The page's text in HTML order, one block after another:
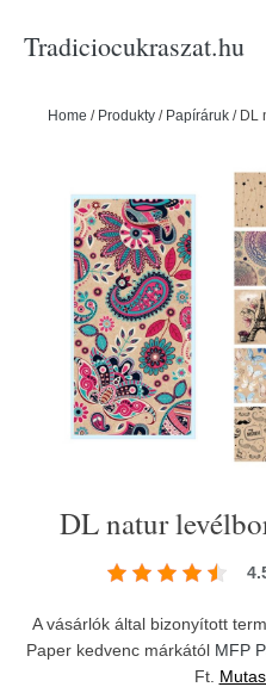
Tradiciocukraszat.hu
Home / Produkty / Papíráruk / DL
DL natur
A vásárlók által bizonyított
Paper kedvenc márkától MFP
Ft.